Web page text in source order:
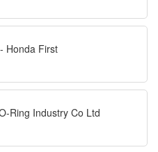
First
Ring Industry Co Ltd